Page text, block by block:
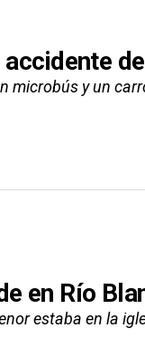
y un
en Río
estaba en la